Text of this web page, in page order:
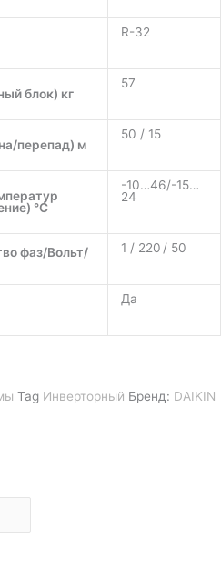
R-32
блок) кг
57
перепад) м
50 / 15
°C
-10…46/-15…
24
фаз/Вольт/
1 / 220 / 50
Да
Tag Инверторный Бренд: DAIKIN